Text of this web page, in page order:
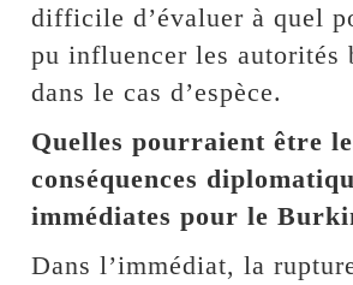
difficile d’évaluer à quel
pu influencer les autorités
dans le cas d’espèce.
Quelles pourraient être
conséquences
immédiates pour le
Dans l’immédiat, la